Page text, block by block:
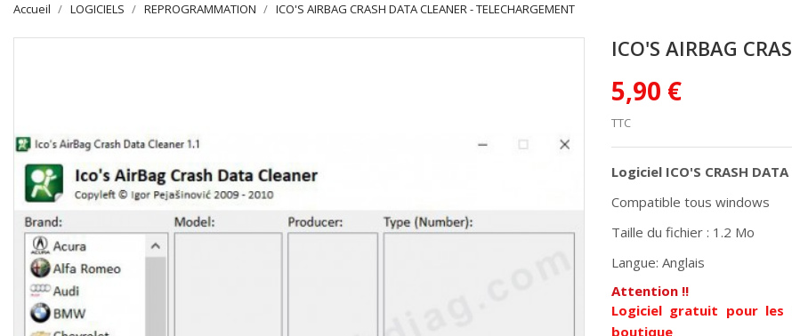
Accueil LOGICIELS REPROGRAMMATION ICO'S AIRBAG CRASH DATA CLEANER - TELECHARGEMENT
ICO'S AIRBAG
5,90 €
TTC
Logiciel ICO'S CRASH
Compatible tous windows
Taille du fichier : 1.2 Mo
Langue: Anglais
Attention !!
Logiciel gratuit pour les
boutique